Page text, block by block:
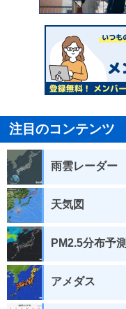
注目のコンテンツ
雨雲レーダー
天気図
PM2.5分布予測
アメダス